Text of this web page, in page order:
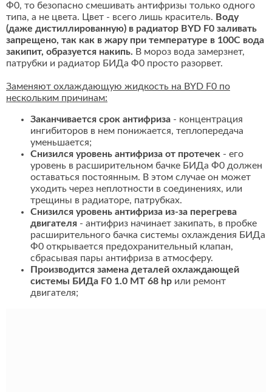
Ф0, то безопасно смешивать антифризы только одного
типа, а не цвета. Цвет - всего лишь краситель. Воду
(даже дистиллированную) в радиатор BYD F0 заливать
запрещено, так как в жару при температуре в 100С вода
закипит, образуется накипь. В мороз вода замерзнет,
патрубки и радиатор БИДа Ф0 просто разорвет.
Заменяют охлаждающую жидкость на BYD F0 по
нескольким причинам:
Заканчивается срок антифриза - концентрация
ингибиторов в нем понижается, теплопередача
уменьшается;
Снизился уровень антифриза от протечек - его
уровень в расширительном бачке БИДа Ф0 должен
оставаться постоянным. В этом случае он может
уходить через неплотности в соединениях, или
трещины в радиаторе, патрубках.
Снизился уровень антифриза из-за перегрева
двигателя - антифриз начинает закипать, в пробке
расширительного бачка системы охлаждения БИДа
Ф0 открывается предохранительный клапан,
сбрасывая пары антифриза в атмосферу.
Производится замена деталей охлаждающей
системы БИДа F0 1.0 MT 68 hp или ремонт
двигателя;